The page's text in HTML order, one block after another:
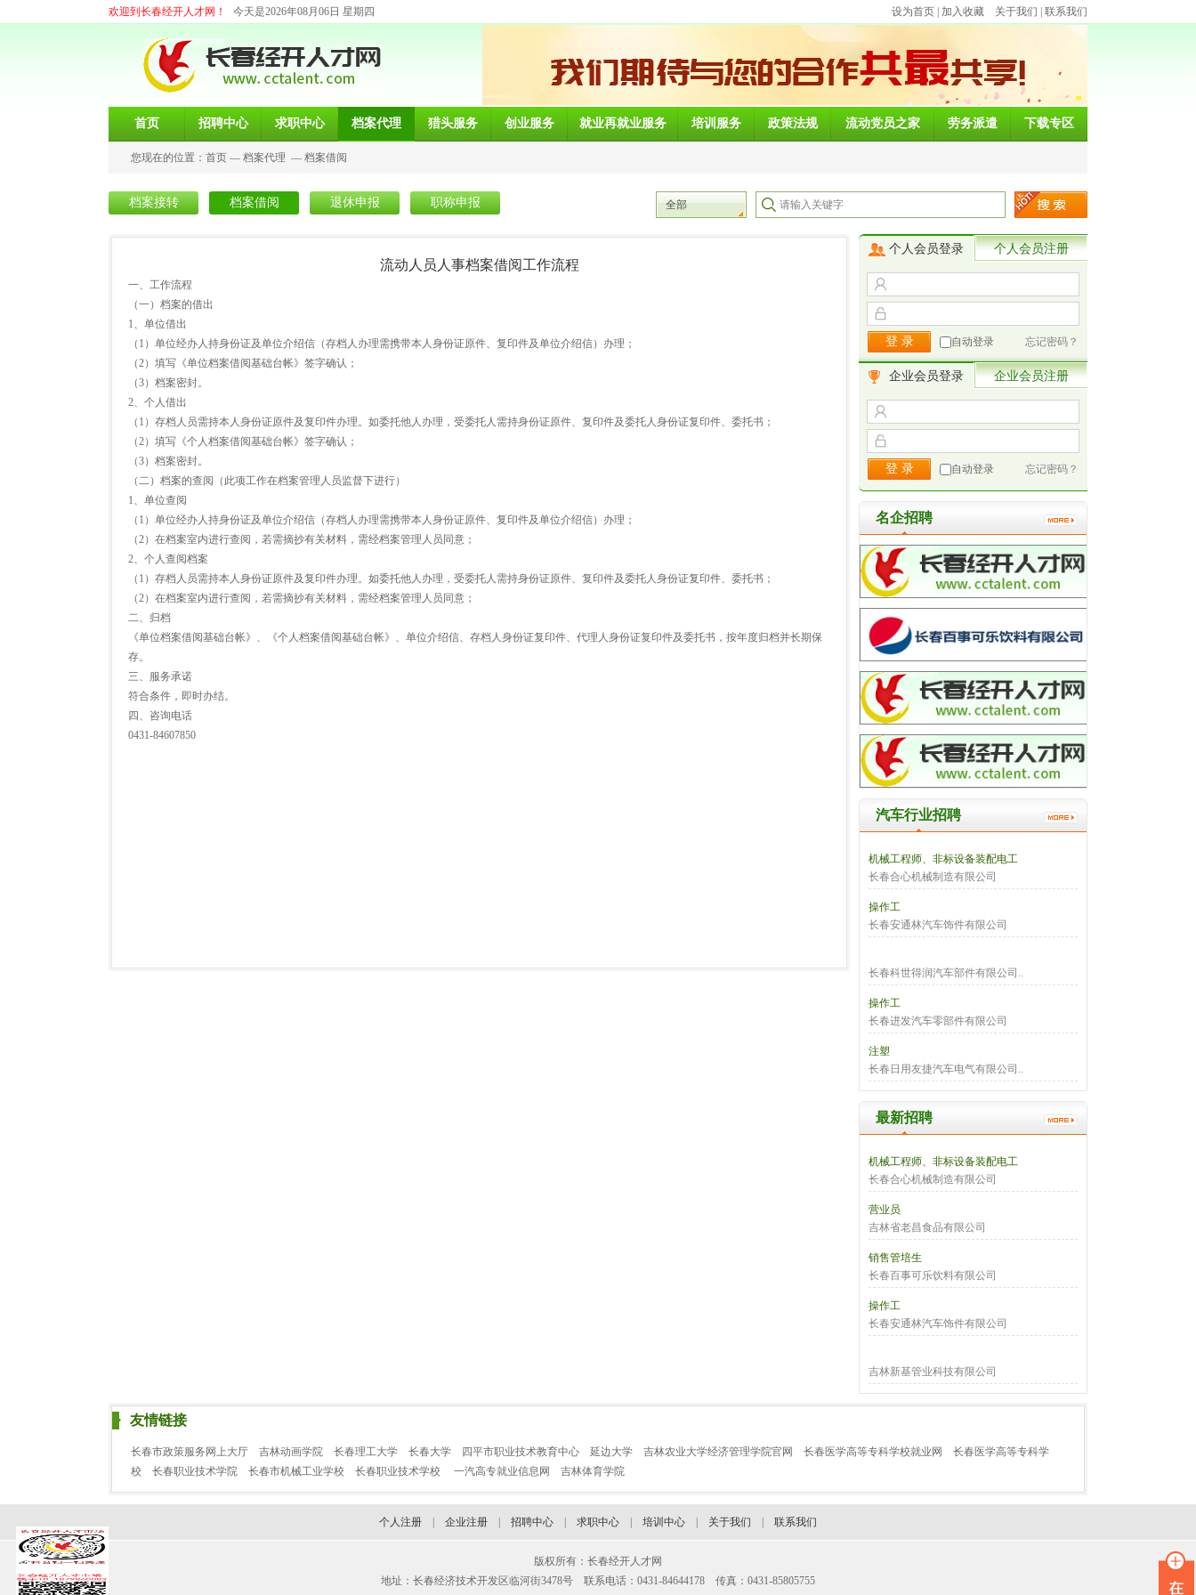
欢迎到长春经开人才网！ 今天是2026年08月06日 星期四 设为首页 加入收藏 关于我们 联系我们
首页 招聘中心 求职中心 档案代理 猎头服务 创业服务 就业再就业服务 培训服务 政策法规 流动党员之家 劳务派遣 下载专区
您现在的位置： 首页 — 档案代理 — 档案借阅
档案接转 档案借阅 退休申报 职称申报 全部
流动人员人事档案借阅工作流程
一、工作流程
（一）档案的借出
1、单位借出
（1）单位经办人持身份证及单位介绍信（存档人办理需携带本人身份证原件、复印件及单位介绍信）办理；
（2）填写《单位档案借阅基础台帐》签字确认；
（3）档案密封。
2、个人借出
（1）存档人员需持本人身份证原件及复印件办理。如委托他人办理，受委托人需持身份证原件、复印件及委托人身份证复印件、委托书；
（2）填写《个人档案借阅基础台帐》签字确认；
（3）档案密封。
（二）档案的查阅（此项工作在档案管理人员监督下进行）
1、单位查阅
（1）单位经办人持身份证及单位介绍信（存档人办理需携带本人身份证原件、复印件及单位介绍信）办理；
（2）在档案室内进行查阅，若需摘抄有关材料，需经档案管理人员同意；
2、个人查阅档案
（1）存档人员需持本人身份证原件及复印件办理。如委托他人办理，受委托人需持身份证原件、复印件及委托人身份证复印件、委托书；
（2）在档案室内进行查阅，若需摘抄有关材料，需经档案管理人员同意；
二、归档
《单位档案借阅基础台帐》、《个人档案借阅基础台帐》、单位介绍信、存档人身份证复印件、代理人身份证复印件及委托书，按年度归档并长期保
存。
三、服务承诺
符合条件，即时办结。
四、咨询电话
0431-84607850
个人会员登录 个人会员注册
自动登录 忘记密码？
企业会员登录 企业会员注册
自动登录 忘记密码？
名企招聘
汽车行业招聘
机械工程师、非标设备装配电工
长春合心机械制造有限公司
操作工
长春安通林汽车饰件有限公司
长春科世得润汽车部件有限公司..
操作工
长春进发汽车零部件有限公司
注塑
长春日用友捷汽车电气有限公司..
最新招聘
机械工程师、非标设备装配电工
长春合心机械制造有限公司
营业员
吉林省老昌食品有限公司
销售管培生
长春百事可乐饮料有限公司
操作工
长春安通林汽车饰件有限公司
吉林新基管业科技有限公司
友情链接
长春市政策服务网上大厅 吉林动画学院 长春理工大学 长春大学 四平市职业技术教育中心 延边大学 吉林农业大学经济管理学院官网 长春医学高等专科学校就业网
长春医学高等专科学
校
长春职业技术学院 长春市机械工业学校 长春职业技术学校 一汽高专就业信息网 吉林体育学院
个人注册 企业注册 招聘中心 求职中心 培训中心 关于我们 联系我们
版权所有：长春经开人才网
地址：长春经济技术开发区临河街3478号 联系电话：0431-84644178 传真：0431-85805755